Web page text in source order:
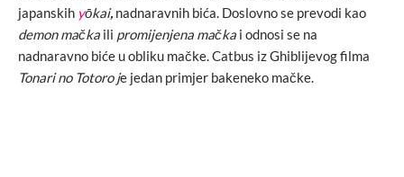
japanskih yōkai, nadnaravnih bića. Doslovno se prevodi kao
demon mačka ili promijenjena mačka i odnosi se na
nadnaravno biće u obliku mačke. Catbus iz Ghiblijevog filma
Tonari no Totoro je jedan primjer bakeneko mačke.